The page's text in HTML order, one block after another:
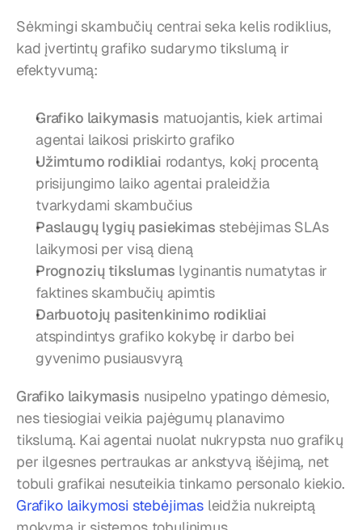
Sėkmingi skambučių centrai seka kelis rodiklius,
kad įvertintų grafiko sudarymo tikslumą ir
efektyvumą:
Grafiko laikymasis matuojantis, kiek artimai
agentai laikosi priskirto grafiko
Užimtumo rodikliai rodantys, kokį procentą
prisijungimo laiko agentai praleidžia
tvarkydami skambučius
Paslaugų lygių pasiekimas stebėjimas SLAs
laikymosi per visą dieną
Prognozių tikslumas lyginantis numatytas ir
faktines skambučių apimtis
Darbuotojų pasitenkinimo rodikliai
atspindintys grafiko kokybę ir darbo bei
gyvenimo pusiausvyrą
Grafiko laikymasis nusipelno ypatingo dėmesio,
nes tiesiogiai veikia pajėgumų planavimo
tikslumą. Kai agentai nuolat nukrypsta nuo grafikų
per ilgesnes pertraukas ar ankstyvą išėjimą, net
Grafiko laikymosi stebėjimas leidžia nukreiptą